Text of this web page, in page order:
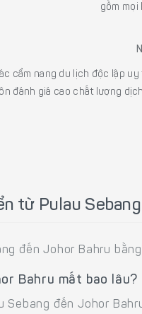
gồm
cẩm nang du lịch độc lập
đánh giá cao chất lượng
từ Pulau
đến Johor Bahru
Bahru mất bao lâu?
Sebang đến Johor